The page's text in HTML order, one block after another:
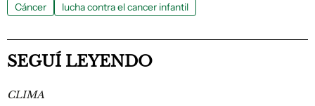
Cáncer lucha contra el cancer infantil
SEGUÍ LEYENDO
CLIMA